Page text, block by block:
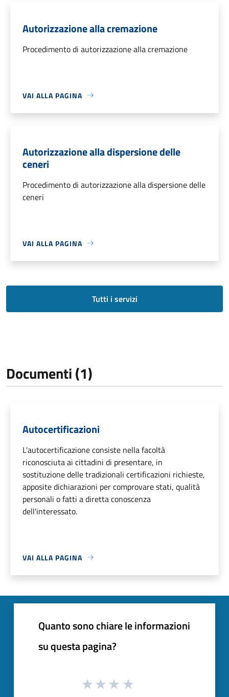
Autorizzazione alla cremazione
Procedimento di autorizzazione alla cremazione
VAI ALLA PAGINA
Autorizzazione alla dispersione delle
ceneri
Procedimento di autorizzazione alla dispersione delle
ceneri
VAI ALLA PAGINA
Tutti i servizi
Documenti (1)
Autocertificazioni
L'autocertificazione consiste nella facoltà
riconosciuta ai cittadini di presentare, in
sostituzione delle tradizionali certificazioni richieste,
apposite dichiarazioni per comprovare stati, qualità
personali o fatti a diretta conoscenza
dell'interessato.
VAI ALLA PAGINA
Quanto sono chiare le informazioni
su questa pagina?